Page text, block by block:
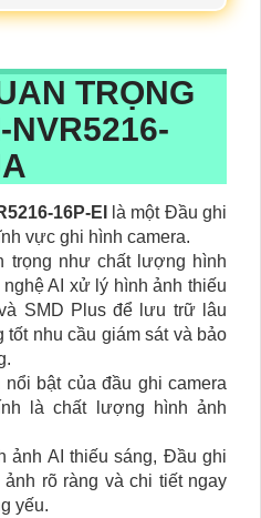
TRỌNG
16P-EI
là một Đầu ghi
vực ghi hình camera.
trọng như chất lượng hình
AI xử lý hình ảnh thiếu
SMD Plus để lưu trữ lâu
nhu cầu giám sát và bảo
bật của đầu ghi camera
là chất lượng hình ảnh
ảnh AI thiếu sáng, Đầu ghi
rõ ràng và chi tiết ngay
yếu.